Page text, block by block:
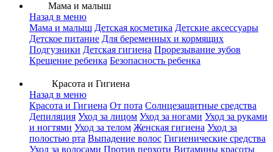
Мама и малыш
Назад в меню
Мама и малыш Детская косметика Детские аксессуары
Детское питание Для беременных и кормящих
Подгузники Детская гигиена Прорезывание зубов
Крещение ребенка Безопасность ребенка
Красота и Гигиена
Назад в меню
Красота и Гигиена От пота Солнцезащитные средства
Депиляция Уход за лицом Уход за ногами Уход за руками
и ногтями Уход за телом Женская гигиена Уход за
полостью рта Выпадение волос Гигиенические средства
Уход за волосами Против перхоти Витамины красоты